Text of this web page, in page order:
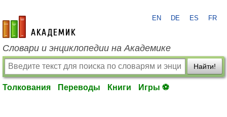
academic.ru
EN DE ES FR
Словари и энциклопедии на Академике
Найти!
Толкования Переводы Книги Игры ⚽